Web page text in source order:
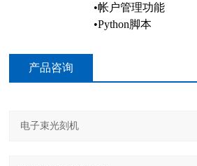
•帐户管理功能
•Python脚本
产品咨询